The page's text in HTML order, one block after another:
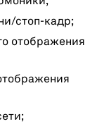
стоп-кадр;
отображения